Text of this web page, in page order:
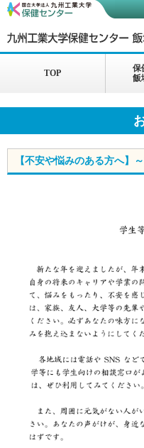
TOP
保
飯
【不安や悩みのある方へ】